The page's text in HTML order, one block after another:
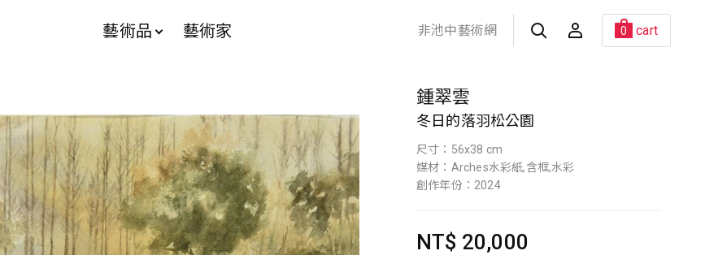
藝術品 藝術家 非池中藝術網 0 cart
鍾翠雲
冬日的落羽松公園
尺寸：56x38 cm
媒材：Arches水彩紙,含框,水彩
創作年份：2024
NT$ 20,000